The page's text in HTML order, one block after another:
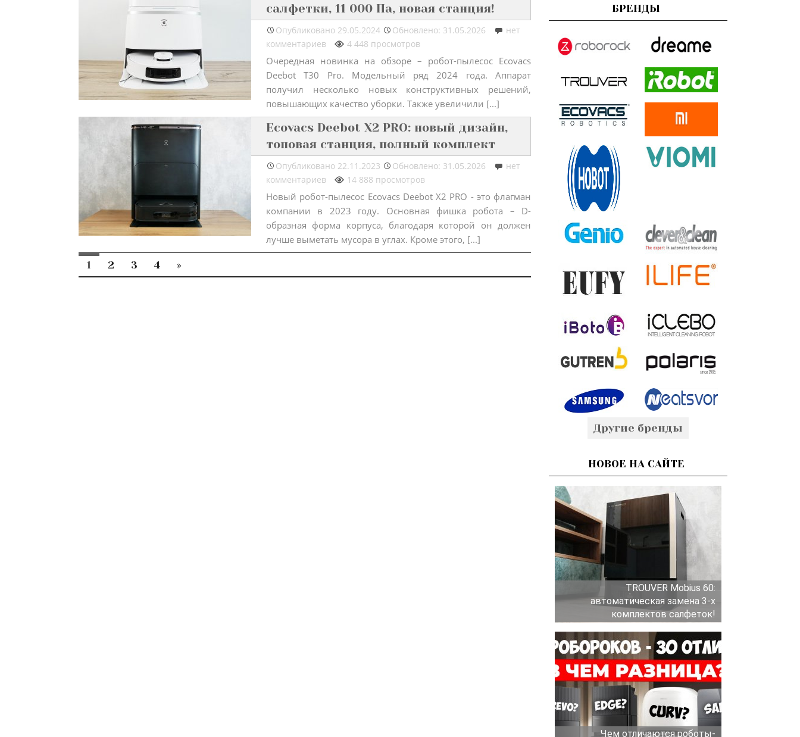
салфетки, 11 000 Па, новая станция!
Опубликовано 29.05.2024 Обновлено: 31.05.2026
нет
комментариев
4 448 просмотров
Очередная новинка на обзоре – робот-пылесос Ecovacs
Deebot T30 Pro. Модельный ряд 2024 года. Аппарат
получил несколько новых конструктивных решений,
повышающих качество уборки. Также увеличили [...]
Ecovacs Deebot X2 PRO: новый дизайн,
топовая станция, полный комплект
Опубликовано 22.11.2023 Обновлено: 31.05.2026
нет
комментариев
14 888 просмотров
Новый робот-пылесос Ecovacs Deebot X2 PRO - это флагман
компании в 2023 году. Основная фишка робота – D-
образная форма корпуса, благодаря которой он должен
лучше выметать мусора в углах. Кроме этого, [...]
1 2 3 4 »
БРЕНДЫ
Другие бренды
НОВОЕ НА САЙТЕ
TROUVER Mobius 60:
автоматическая замена 3-х
комплектов салфеток!
Чем отличаются роботы-